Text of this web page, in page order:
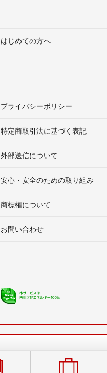
はじめての方へ
プライバシーポリシー
特定商取引法に基づく表記
外部送信について
安心・安全のための取り組み
商標権について
お問い合わせ